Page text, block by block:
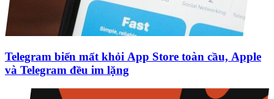
Telegram biến mất khỏi App Store toàn cầu, Apple
và Telegram đều im lặng